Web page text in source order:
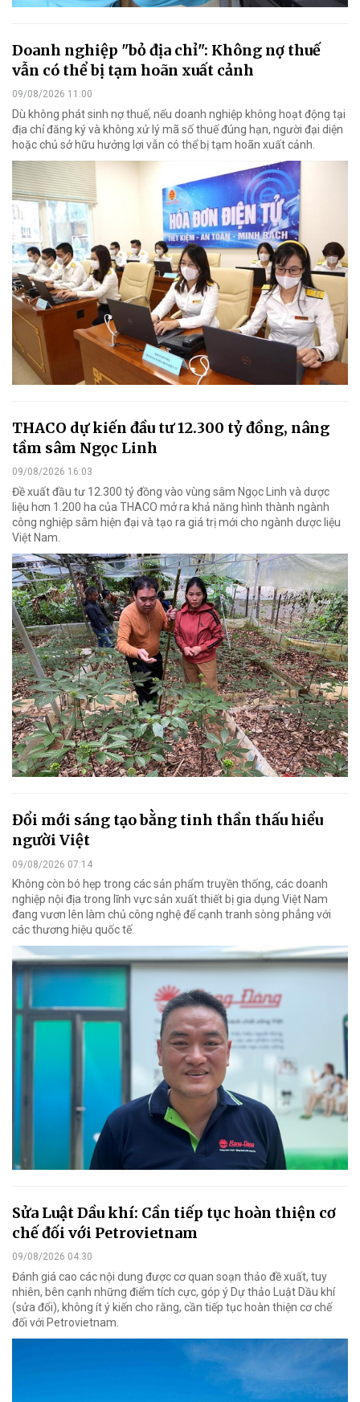
Doanh nghiệp "bỏ địa chỉ": Không nợ thuế
vẫn có thể bị tạm hoãn xuất cảnh
09/08/2026 11:00
Dù không phát sinh nợ thuế, nếu doanh nghiệp không hoạt động tại
địa chỉ đăng ký và không xử lý mã số thuế đúng hạn, người đại diện
hoặc chủ sở hữu hưởng lợi vẫn có thể bị tạm hoãn xuất cảnh.
THACO dự kiến đầu tư 12.300 tỷ đồng, nâng
tầm sâm Ngọc Linh
09/08/2026 16:03
Đề xuất đầu tư 12.300 tỷ đồng vào vùng sâm Ngọc Linh và dược
liệu hơn 1.200 ha của THACO mở ra khả năng hình thành ngành
công nghiệp sâm hiện đại và tạo ra giá trị mới cho ngành dược liệu
Việt Nam.
Đổi mới sáng tạo bằng tinh thần thấu hiểu
người Việt
09/08/2026 07:14
Không còn bó hẹp trong các sản phẩm truyền thống, các doanh
nghiệp nội địa trong lĩnh vực sản xuất thiết bị gia dụng Việt Nam
đang vươn lên làm chủ công nghệ để cạnh tranh sòng phẳng với
các thương hiệu quốc tế.
Sửa Luật Dầu khí: Cần tiếp tục hoàn thiện cơ
chế đối với Petrovietnam
09/08/2026 04:30
Đánh giá cao các nội dung được cơ quan soạn thảo đề xuất, tuy
nhiên, bên cạnh những điểm tích cực, góp ý Dự thảo Luật Dầu khí
(sửa đổi), không ít ý kiến cho rằng, cần tiếp tục hoàn thiện cơ chế
đối với Petrovietnam.